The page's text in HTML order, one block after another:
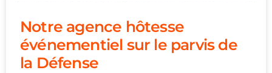
Notre agence hôtesse
événementiel sur le parvis de
la Défense